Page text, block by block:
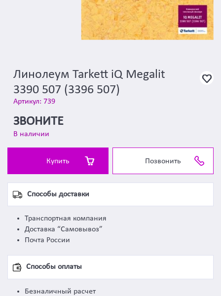
Линолеум Tarkett iQ Megalit
3390 507 (3396 507)
Артикул: 739
ЗВОНИТЕ
В наличии
Купить Позвонить
Способы доставки
Транспортная компания
Доставка “Самовывоз”
Почта России
Способы оплаты
Безналичный расчет